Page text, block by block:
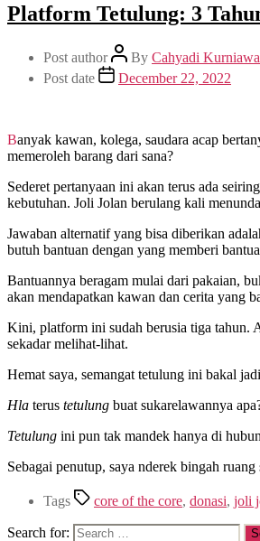
Platform Tetulung: 3
Post author By Cahyadi
Post date
December 22, 2022
Banyak kawan, kolega, saudara acap bertanya, apa itu Joli Jolan? Apakah menerima sumbangan baju dan celana pantas pakai? Apakah pakaian ini diberikan gratis? Apakah harus menukarkan sesuatu untuk
memeroleh barang dari sana?
Sederet pertanyaan ini akan terus ada
kebutuhan. Joli Jolan berulang kali
Jawaban alternatif yang bisa diberikan
butuh bantuan dengan yang memberi
Bantuannya beragam mulai dari pakaian,
akan mendapatkan kawan dan cerita yang
Kini, platform ini sudah berusia tiga tahun.
sekadar melihat-lihat.
Hemat saya, semangat tetulung ini bakal jadi
Hla terus tetulung buat sukarelawannya
Tetulung ini pun tak mandek hanya di
Sebagai penutup, saya nderek bingah
Tags core of the core, donasi, joli
Search for: